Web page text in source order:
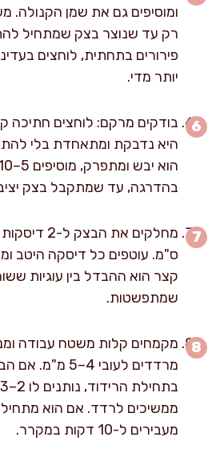
ומוסיפים גם את שמן הקנולה.
רק עד שנוצר בצק שמתחיל
פירורים בתחתית, לוחצים
יותר מדי.
בודקים מרקם: לוחצים חתיכה
היא נדבקת ומתאחדת בלי
בהדרגה, עד שמתקבל בצק
קצר הוא ההבדל בין עוגיות
שמתפשטות.
מקמחים קלות משטח עבודה
מרדדים לעובי
ממשיכים לרדד. אם הוא
מעבירים ל-10 דקות במקרר.